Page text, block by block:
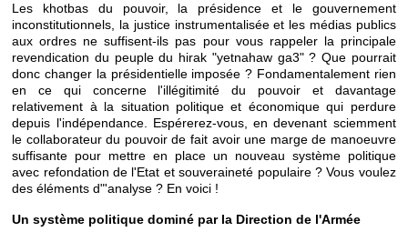
Les khotbas du pouvoir, la présidence et le gouvernement
inconstitutionnels, la justice instrumentalisée et les médias publics
aux ordres ne suffisent-ils pas pour vous rappeler la principale
revendication du peuple du hirak "yetnahaw ga3" ? Que pourrait
donc changer la présidentielle imposée ? Fondamentalement rien
en ce qui concerne l'illégitimité du pouvoir et davantage
relativement à la situation politique et économique qui perdure
depuis l'indépendance. Espérerez-vous, en devenant sciemment
le collaborateur du pouvoir de fait avoir une marge de manoeuvre
suffisante pour mettre en place un nouveau système politique
avec refondation de l'Etat et souveraineté populaire ? Vous voulez
des éléments d"'analyse ? En voici !
Un système politique dominé par la Direction de l'Armée